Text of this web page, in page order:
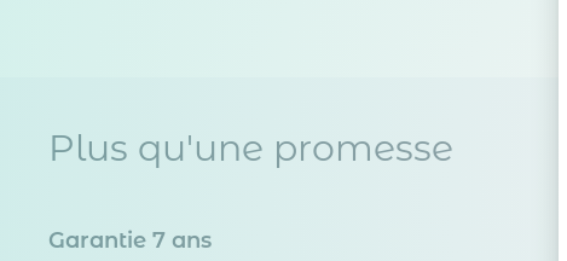
Plus qu'une promesse
Garantie 7 ans